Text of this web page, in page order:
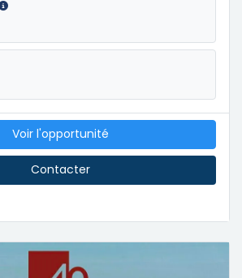
Voir l'opportunité
Contacter